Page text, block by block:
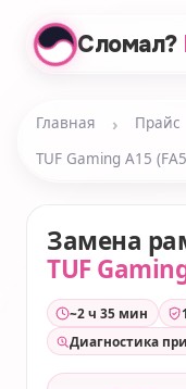
Сломал?
Главная › Прайс
TUF Gaming A15
Замена
TUF
~2 ч 35 мин
Диагностика